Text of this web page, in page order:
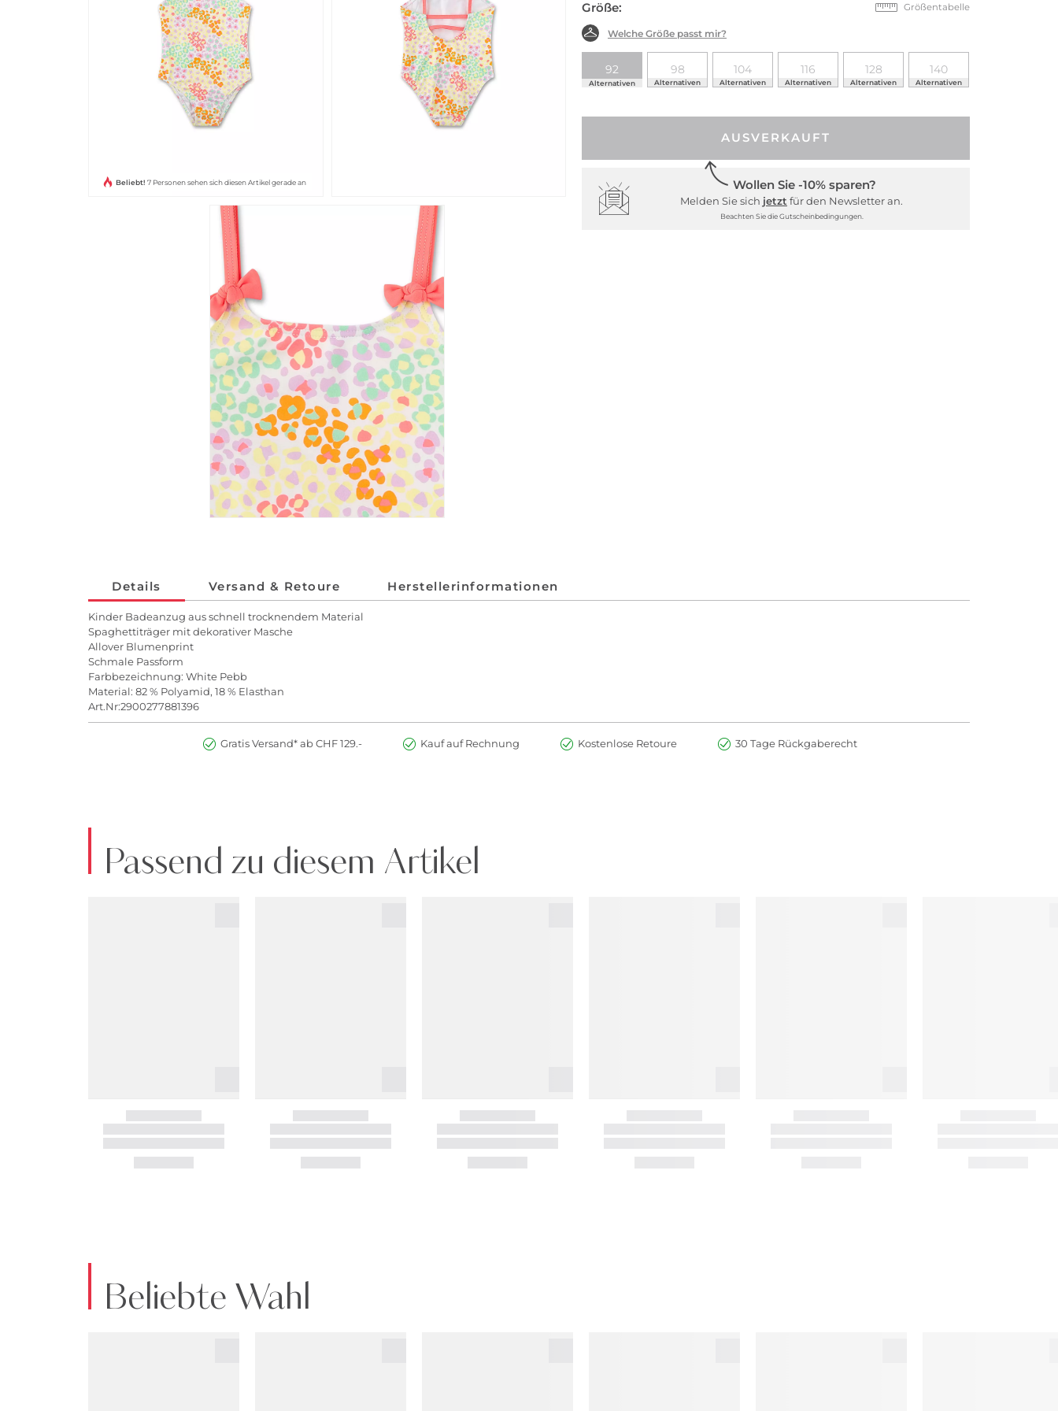
Beliebt! 7 Personen sehen sich diesen Artikel gerade an
Größe: Größentabelle
Welche Größe passt mir?
92
Alternativen
98
Alternativen
104
Alternativen
116
Alternativen
128
Alternativen
140
Alternativen
AUSVERKAUFT
Wollen Sie -10% sparen?
Melden Sie sich jetzt für den Newsletter an.
Beachten Sie die Gutscheinbedingungen.
Details Versand & Retoure Herstellerinformationen
Kinder Badeanzug aus schnell trocknendem Material
Spaghettiträger mit dekorativer Masche
Allover Blumenprint
Schmale Passform
Farbbezeichnung: White Pebb
Material: 82 % Polyamid, 18 % Elasthan
Art.Nr:2900277881396
Gratis Versand* ab CHF 129.- Kauf auf Rechnung Kostenlose Retoure 30 Tage Rückgaberecht
Passend zu diesem Artikel
Beliebte Wahl